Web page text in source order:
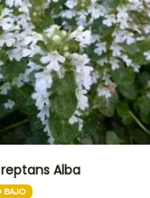
Alba
BAJO